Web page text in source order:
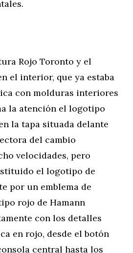
Rojo Toronto y el
el interior, que ya estaba
con molduras interiores
la atención el logotipo
la tapa situada delante
del cambio
velocidades, pero
el logotipo de
por un emblema de
rojo de Hamann
con los detalles
en rojo, desde el botón
central hasta los